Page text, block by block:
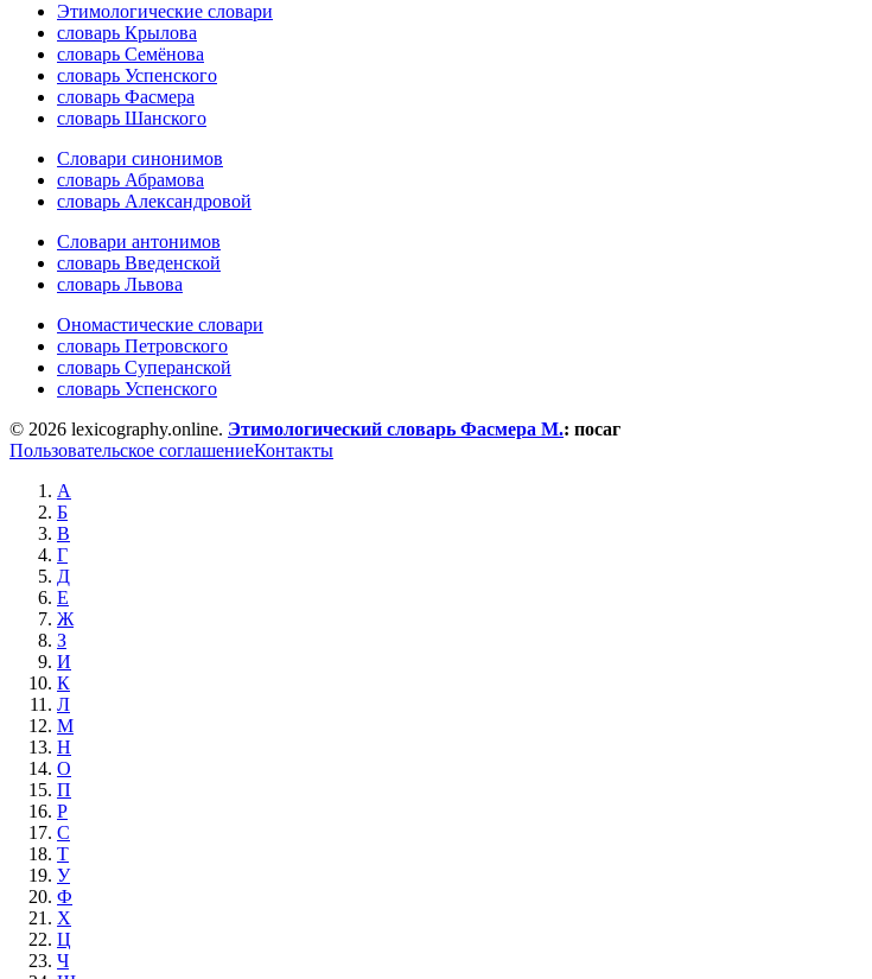
Этимологические словари
словарь Крылова
словарь Семёнова
словарь Успенского
словарь Фасмера
словарь Шанского
Словари синонимов
словарь Абрамова
словарь Александровой
Словари антонимов
словарь Введенской
словарь Львова
Ономастические словари
словарь Петровского
словарь Суперанской
словарь Успенского
© 2026 lexicography.online. Этимологический словарь Фасмера М.: посаг
Пользовательское соглашениеКонтакты
А
Б
В
Г
Д
Е
Ж
З
И
К
Л
М
Н
О
П
Р
С
Т
У
Ф
Х
Ц
Ч